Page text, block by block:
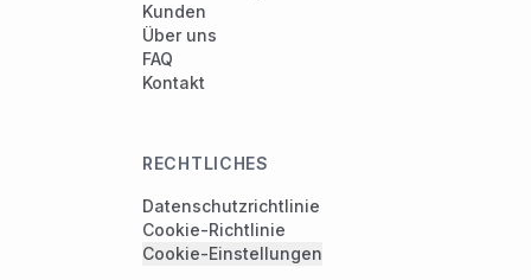
Kunden
Über uns
FAQ
Kontakt
RECHTLICHES
Datenschutzrichtlinie
Cookie-Richtlinie
Cookie-Einstellungen